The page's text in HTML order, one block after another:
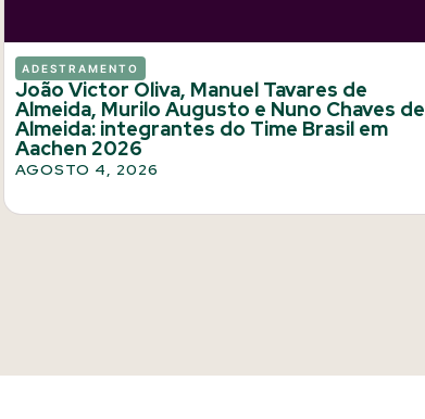
ADESTRAMENTO
João Victor Oliva, Manuel Tavares de
Almeida, Murilo Augusto e Nuno Chaves de
Almeida: integrantes do Time Brasil em
Aachen 2026
AGOSTO 4, 2026